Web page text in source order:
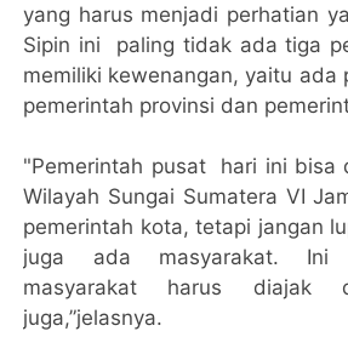
yang harus menjadi perhatian
Sipin ini paling tidak ada tiga
memiliki kewenangan, yaitu ada
pemerintah provinsi dan
"Pemerintah pusat hari ini bisa
Wilayah Sungai Sumatera VI
pemerintah kota, tetapi jangan
juga ada masyarakat. Ini
masyarakat harus diajak
juga,”jelasnya.